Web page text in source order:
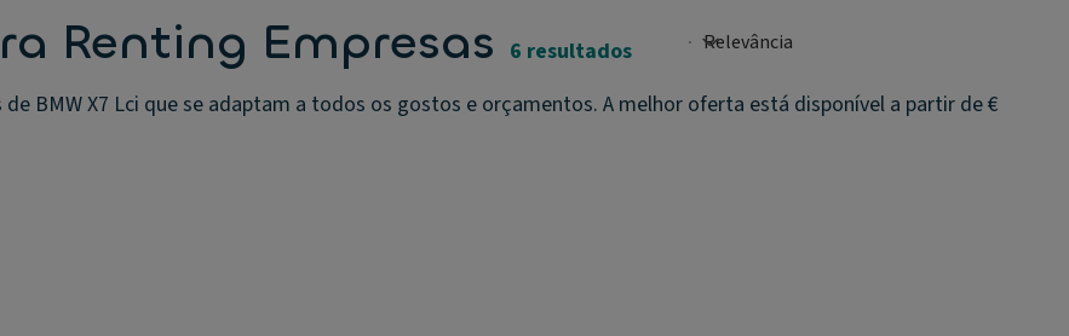
Renting Empresas
6 resultados
BMW X7 Lci que se adaptam a todos os gostos e orçamentos. A melhor oferta está disponível a partir de €